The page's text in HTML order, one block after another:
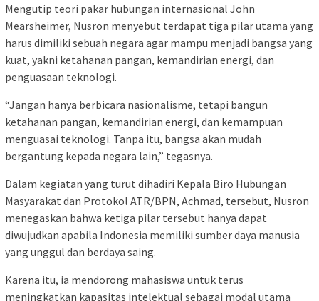
Mengutip teori pakar hubungan internasional John
Mearsheimer, Nusron menyebut terdapat tiga pilar utama yang
harus dimiliki sebuah negara agar mampu menjadi bangsa yang
kuat, yakni ketahanan pangan, kemandirian energi, dan
penguasaan teknologi.
“Jangan hanya berbicara nasionalisme, tetapi bangun
ketahanan pangan, kemandirian energi, dan kemampuan
menguasai teknologi. Tanpa itu, bangsa akan mudah
bergantung kepada negara lain,” tegasnya.
Dalam kegiatan yang turut dihadiri Kepala Biro Hubungan
Masyarakat dan Protokol ATR/BPN, Achmad, tersebut, Nusron
menegaskan bahwa ketiga pilar tersebut hanya dapat
diwujudkan apabila Indonesia memiliki sumber daya manusia
yang unggul dan berdaya saing.
Karena itu, ia mendorong mahasiswa untuk terus
meningkatkan kapasitas intelektual sebagai modal utama